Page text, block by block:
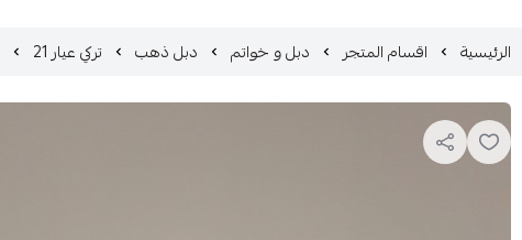
الرئيسية اقسام المتجر دبل و خواتم دبل ذهب تركي عيار 21